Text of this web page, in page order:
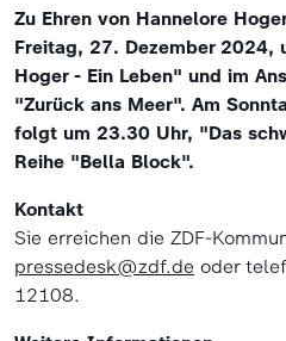
Zu Ehren von Hannelore
Freitag, 27. Dezember 2024,
Hoger - Ein Leben" und im
"Zurück ans Meer". Am
folgt um 23.30 Uhr, "Das
Reihe "Bella Block".
Kontakt
Sie erreichen die ZDF-
pressedesk@zdf.de oder
12108.